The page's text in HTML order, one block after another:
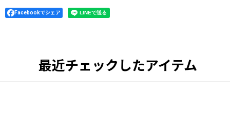
Facebookでシェア
最近チェックしたアイテム